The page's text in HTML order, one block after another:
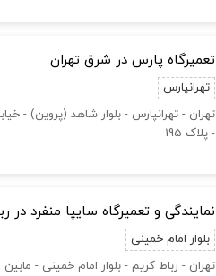
تعمیرگاه پارس در شرق تهران
تهرانپارس
- پلاک 195
نمایندگی و تعمیرگاه سایپا منفرد در
بلوار امام خمينی
تهران - رباط كريم - بلوار امام خمينی -